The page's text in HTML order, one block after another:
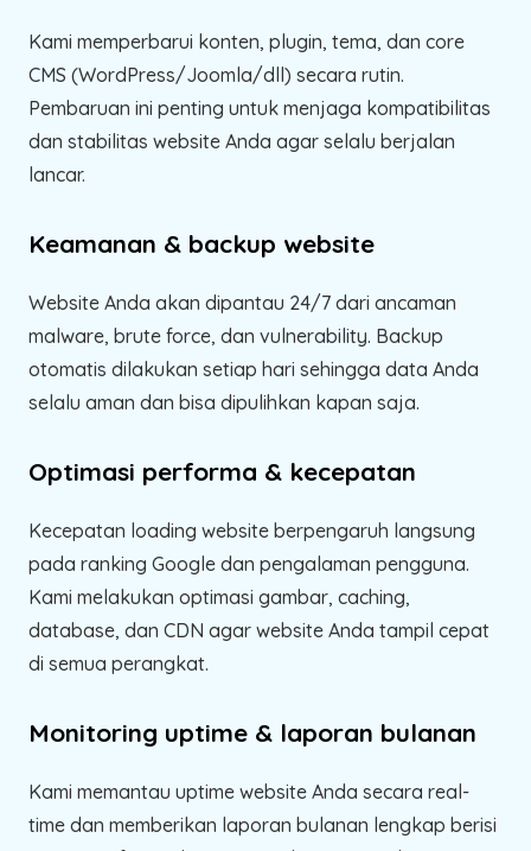
Kami memperbarui konten, plugin, tema, dan core
CMS (WordPress/Joomla/dll) secara rutin.
Pembaruan ini penting untuk menjaga kompatibilitas
dan stabilitas website Anda agar selalu berjalan
lancar.
Keamanan & backup website
Website Anda akan dipantau 24/7 dari ancaman
malware, brute force, dan vulnerability. Backup
otomatis dilakukan setiap hari sehingga data Anda
selalu aman dan bisa dipulihkan kapan saja.
Optimasi performa & kecepatan
Kecepatan loading website berpengaruh langsung
pada ranking Google dan pengalaman pengguna.
Kami melakukan optimasi gambar, caching,
database, dan CDN agar website Anda tampil cepat
di semua perangkat.
Monitoring uptime & laporan bulanan
Kami memantau uptime website Anda secara real-
time dan memberikan laporan bulanan lengkap berisi